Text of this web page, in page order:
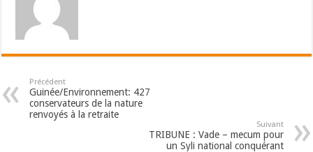
Précédent
Guinée/Environnement: 427
conservateurs de la nature
renvoyés à la retraite
Suivant
TRIBUNE : Vade – mecum pour
un Syli national conquérant